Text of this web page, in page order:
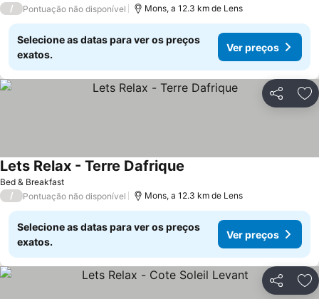
/ Pontuação não disponível Mons, a 12.3 km de Lens
Selecione as datas para ver os preços
exatos.
Ver preços
Partilhar
Bed & Breakfast
Lets Relax - Terre Dafrique
/ Pontuação não disponível Mons, a 12.3 km de Lens
Selecione as datas para ver os preços
exatos.
Ver preços
Partilhar